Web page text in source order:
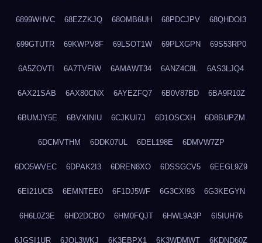
6899WHVC 68EZZKJQ 68OMB6UH 68PDCJPV 68QHDOI3
699GTUTR 69KWPV8F 69LSOT1W 69PLXGPN 69S53RP0
6A5ZOVTI 6A7TVFIW 6AMAWT34 6ANZ4C8L 6AS3LJQ4
6AX21SAB 6AX80CNX 6AYEZFQ7 6B0V87BD 6BA9R10Z
6BUMJY5E 6BVXINIU 6CJKUI7J 6D1OSCXH 6D8BUPZM
6DCMVTHM 6DDK07UL 6DEL198E 6DMVW7ZP
6DO5WVEC 6DPAK2I3 6DREN8XO 6DSSGCV5 6EEGL9Z9
6EI21UCB 6EMNTEE0 6F1DJ5WF 6G3CXI93 6G3KEGYN
6H6L0Z3E 6HD2DCBO 6HM0FQJT 6HWL9A3P 6I5IUH76
6JGSI1UR 6JQL3WKJ 6K3EBPX1 6K3WDMWT 6KDND60Z